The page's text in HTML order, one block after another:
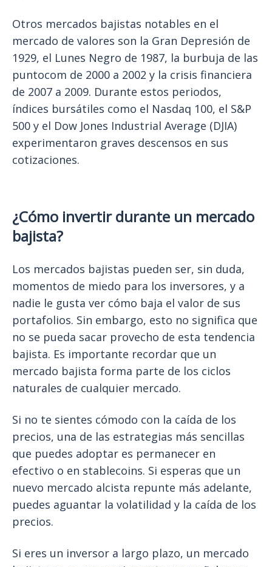
Otros mercados bajistas notables en el
mercado de valores son la Gran Depresión de
1929, el Lunes Negro de 1987, la burbuja de las
puntocom de 2000 a 2002 y la crisis financiera
de 2007 a 2009. Durante estos periodos,
índices bursátiles como el Nasdaq 100, el S&P
500 y el Dow Jones Industrial Average (DJIA)
experimentaron graves descensos en sus
cotizaciones.
¿Cómo invertir durante un mercado
bajista?
Los mercados bajistas pueden ser, sin duda,
momentos de miedo para los inversores, y a
nadie le gusta ver cómo baja el valor de sus
portafolios. Sin embargo, esto no significa que
no se pueda sacar provecho de esta tendencia
bajista. Es importante recordar que un
mercado bajista forma parte de los ciclos
naturales de cualquier mercado.
Si no te sientes cómodo con la caída de los
precios, una de las estrategias más sencillas
que puedes adoptar es permanecer en
efectivo o en stablecoins. Si esperas que un
nuevo mercado alcista repunte más adelante,
puedes aguantar la volatilidad y la caída de los
precios.
Si eres un inversor a largo plazo, un mercado